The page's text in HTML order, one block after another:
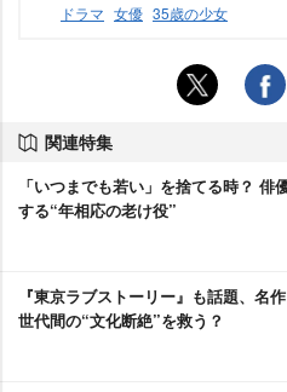
ドラマ 女優 35歳の少女
関連特集
「いつまでも若い」を捨てる時？ 俳
する“年相応の老け役”
『東京ラブストーリー』も話題、名
世代間の“文化断絶”を救う？